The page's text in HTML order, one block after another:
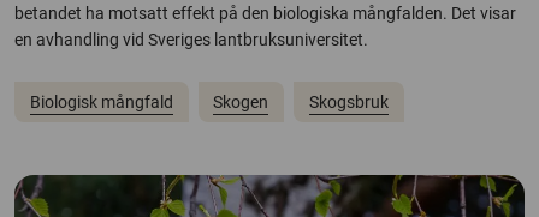
betandet ha motsatt effekt på den biologiska mångfalden. Det visar
en avhandling vid Sveriges lantbruksuniversitet.
Biologisk mångfald Skogen Skogsbruk